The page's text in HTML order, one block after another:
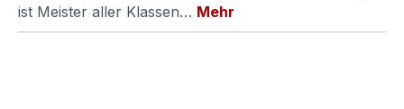
ist Meister aller Klassen… Mehr